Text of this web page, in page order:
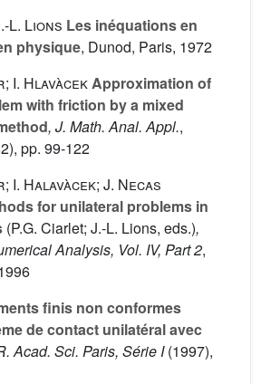
L. Lions Les inéquations en
physique, Dunod, Paris, 1972
I. HlavàcekApproximation of
with friction by a mixed
, J. Math. Anal. Appl.,
pp. 99-122
I. Halavàcek; J. Necas
for unilateral problems in
(P.G. Ciarlet; J.-L. Lions, eds.),
Analysis, Vol. IV, Part 2,
finis non conformes
de contact unilatéral avec
Acad. Sci. Paris, Série I(1997),